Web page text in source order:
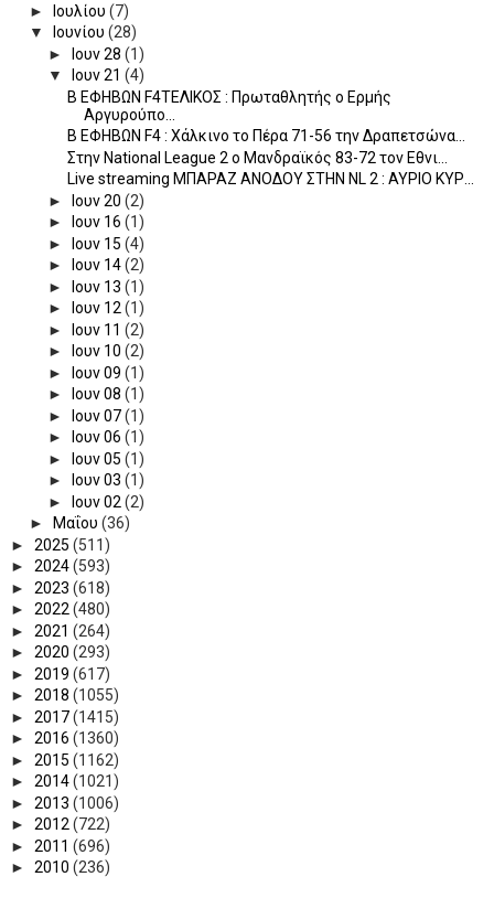
►
Ιουλίου (7)
▼
Ιουνίου (28)
►
Ιουν 28 (1)
▼
Ιουν 21 (4)
B ΕΦΗΒΩΝ F4ΤΕΛΙΚΟΣ : Πρωταθλητής ο Ερμής
Αργυρούπο...
B ΕΦΗΒΩΝ F4 : Χάλκινο το Πέρα 71-56 την Δραπετσώνα...
Στην National League 2 ο Μανδραϊκός 83-72 τον Εθνι...
Live streaming ΜΠΑΡΑΖ ΑΝΟΔΟΥ ΣΤΗΝ NL 2 : ΑΥΡΙΟ ΚΥΡ...
►
Ιουν 20 (2)
►
Ιουν 16 (1)
►
Ιουν 15 (4)
►
Ιουν 14(2)
►
Ιουν 13 (1)
►
Ιουν 12(1)
►
Ιουν 11 (2)
►
Ιουν 10 (2)
►
Ιουν 09 (1)
►
Ιουν 08 (1)
►
Ιουν 07(1)
►
Ιουν 06 (1)
►
Ιουν 05 (1)
►
Ιουν 03 (1)
►
Ιουν 02 (2)
►
Μαΐου (36)
► 2025 (511)
► 2024(593)
► 2023 (618)
► 2022(480)
► 2021 (264)
► 2020 (293)
► 2019 (617)
► 2018 (1055)
► 2017(1415)
► 2016 (1360)
► 2015 (1162)
► 2014(1021)
► 2013 (1006)
► 2012(722)
► 2011 (696)
► 2010 (236)